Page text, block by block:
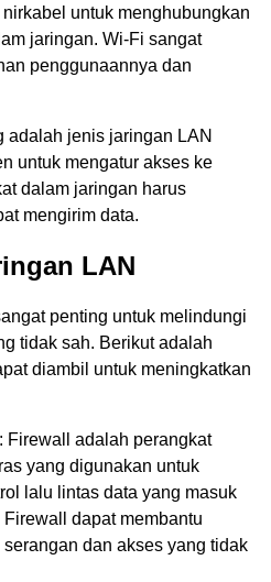
untuk menghubungkan
jaringan. Wi-Fi sangat
penggunaannya dan
adalah jenis jaringan LAN
untuk mengatur akses ke
dalam jaringan harus
mengirim data.
LAN
penting untuk melindungi
tidak sah. Berikut adalah
diambil untuk meningkatkan
: Firewall adalah perangkat
yang digunakan untuk
lalu lintas data yang masuk
dapat membantu
dan akses yang tidak